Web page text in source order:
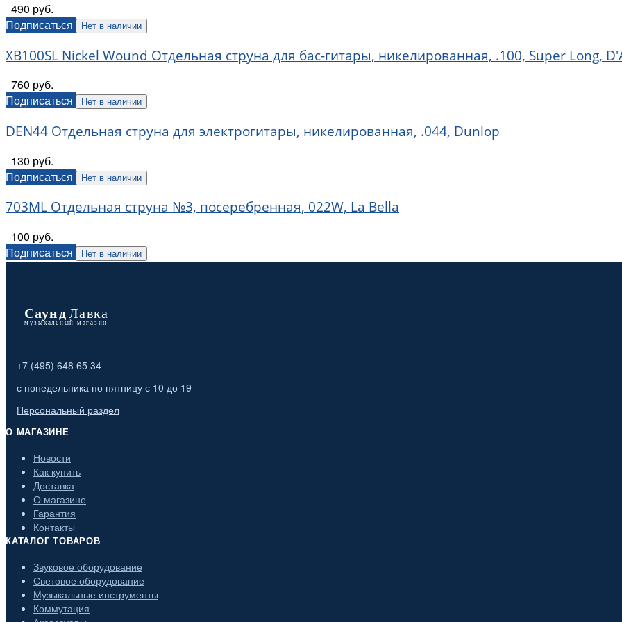
490 руб.
Подписаться
Нет в наличии
XB100SL Nickel Wound Отдельная струна для бас-гитары, никелированная, .100, Super Long,
760 руб.
Подписаться
Нет в наличии
DEN44 Отдельная струна для электрогитары, никелированная, .044, Dunlop
130 руб.
Подписаться
Нет в наличии
703ML Отдельная струна №3, посеребренная, 022W, La Bella
100 руб.
Подписаться
Нет в наличии
+7 (495) 648 65 34
с понедельника по пятницу с 10 до 19
Персональный раздел
О МАГАЗИНЕ
Новости
Как купить
Доставка
О магазине
Гарантия
Контакты
КАТАЛОГ ТОВАРОВ
Звуковое оборудование
Световое оборудование
Музыкальные инструменты
Коммутация